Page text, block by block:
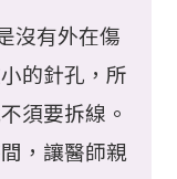
沒有外在傷
的針孔，所
須要拆線。
，讓醫師親